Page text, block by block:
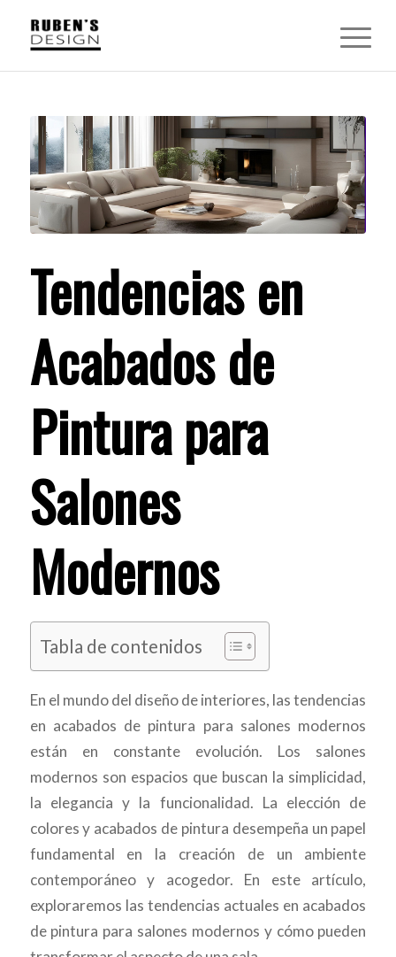
Tendencias en
Acabados de
Pintura para
Salones
Modernos
Tabla de contenidos
En el mundo del diseño de interiores, las tendencias
en acabados de pintura para salones modernos
están en constante evolución. Los salones
modernos son espacios que buscan la simplicidad,
la elegancia y la funcionalidad. La elección de
colores y acabados de pintura desempeña un papel
fundamental en la creación de un ambiente
contemporáneo y acogedor. En este artículo,
exploraremos las tendencias actuales en acabados
de pintura para salones modernos y cómo pueden